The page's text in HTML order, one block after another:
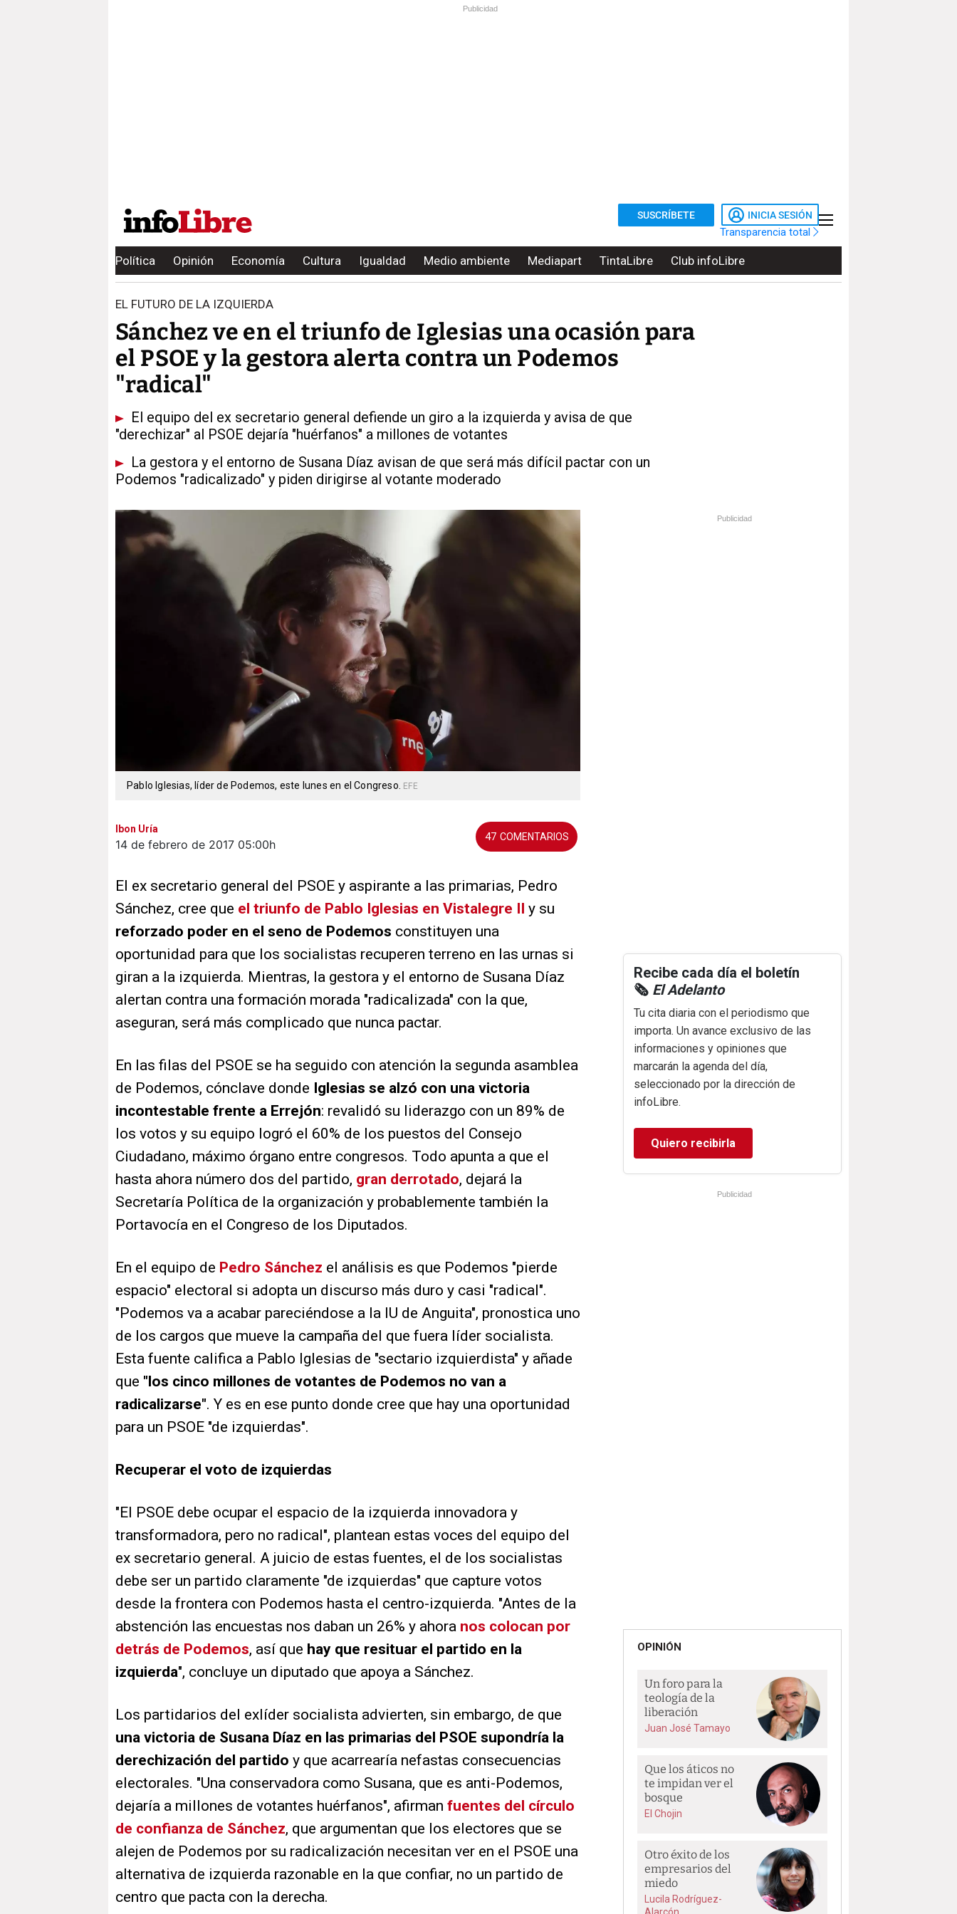
Publicidad
SUSCRÍBETE INICIA SESIÓN
Transparencia total
Política Opinión Economía Cultura Igualdad Medio ambiente Mediapart TintaLibre Club infoLibre
EL FUTURO DE LA IZQUIERDA
Sánchez ve en el triunfo de Iglesias una ocasión para
el PSOE y la gestora alerta contra un Podemos
"radical"
El equipo del ex secretario general defiende un giro a la izquierda y avisa de que
"derechizar" al PSOE dejaría "huérfanos" a millones de votantes
La gestora y el entorno de Susana Díaz avisan de que será más difícil pactar con un
Podemos "radicalizado" y piden dirigirse al votante moderado
Pablo Iglesias, líder de Podemos, este lunes en el Congreso. EFE
Ibon Uría
14 de febrero de 2017 05:00h
47
El ex secretario general del PSOE y aspirante a las primarias, Pedro
Sánchez, cree que el triunfo de Pablo Iglesias en Vistalegre II
y su
reforzado poder en el seno de Podemos constituyen una
oportunidad para que los socialistas recuperen terreno en las urnas si
giran a la izquierda. Mientras, la gestora y el entorno de Susana Díaz
alertan contra una formación morada "radicalizada" con la que,
aseguran, será más complicado que nunca pactar.
En las filas del PSOE se ha seguido con atención la segunda asamblea
de Podemos, cónclave donde Iglesias se alzó con una victoria
incontestable frente a Errejón: revalidó su liderazgo con un 89% de
los votos y su equipo logró el 60% de los puestos del Consejo
Ciudadano, máximo órgano entre congresos. Todo apunta a que el
hasta ahora número dos del partido, gran derrotado, dejará la
Secretaría Política de la organización y probablemente también la
Portavocía en el Congreso de los Diputados.
En el equipo de Pedro Sánchez el análisis es que Podemos "pierde
espacio" electoral si adopta un discurso más duro y casi "radical".
"Podemos va a acabar pareciéndose a la IU de Anguita", pronostica uno
de los cargos que mueve la campaña del que fuera líder socialista.
Esta fuente califica a Pablo Iglesias de "sectario izquierdista" y añade
que "los cinco millones de votantes de Podemos no van a
radicalizarse". Y es en ese punto donde cree que hay una oportunidad
para un PSOE "de izquierdas".
Recuperar el voto de izquierdas
"El PSOE debe ocupar el espacio de la izquierda innovadora y
transformadora, pero no radical", plantean estas voces del equipo del
ex secretario general. A juicio de estas fuentes, el de los socialistas
debe ser un partido claramente "de izquierdas" que capture votos
desde la frontera con Podemos hasta el centro-izquierda. "Antes de la
abstención las encuestas nos daban un 26% y ahora nos colocan por
detrás de Podemos, así que hay que resituar el partido en la
izquierda", concluye un diputado que apoya a Sánchez.
Los partidarios del exlíder socialista advierten, sin embargo, de que
una victoria de Susana Díaz en las primarias del PSOE supondría la
derechización del partido y que acarrearía nefastas consecuencias
electorales. "Una conservadora como Susana, que es anti-Podemos,
dejaría a millones de votantes huérfanos", afirman fuentes del círculo
de confianza de Sánchez, que argumentan que los electores que se
alejen de Podemos por su radicalización necesitan ver en el PSOE una
alternativa de izquierda razonable en la que confiar, no un partido de
centro que pacta con la derecha.
Publicidad
Recibe cada día el boletín
🗞️ El Adelanto
Tu cita diaria con el periodismo que
importa. Un avance exclusivo de las
informaciones y opiniones que
marcarán la agenda del día,
seleccionado por la dirección de
infoLibre.
Quiero recibirla
Publicidad
OPINIÓN
Un foro para la
teología de la
liberación
Juan José Tamayo
Que los áticos no
te impidan ver el
bosque
El Chojin
Otro éxito de los
empresarios del
miedo
Lucila Rodríguez-